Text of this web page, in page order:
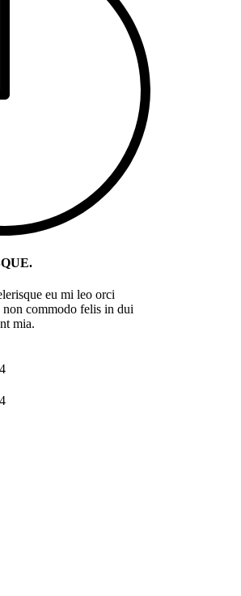
eu mi leo orci
non commodo felis in dui
mia.